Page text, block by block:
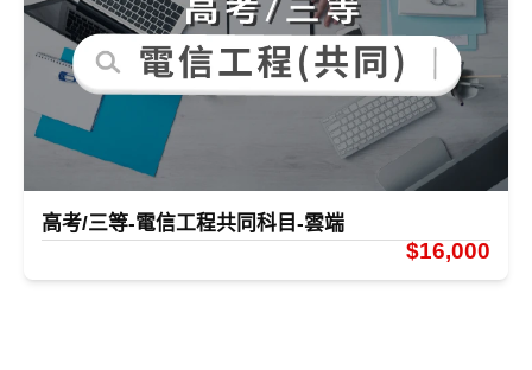
高考/三等-電信工程共同科目-雲端
$16,000